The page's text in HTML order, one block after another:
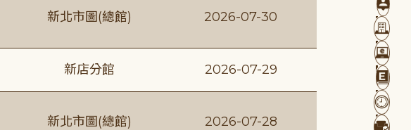
新北市圖(總館) 2026-07-30
新店分館 2026-07-29
新北市圖(總館) 2026-07-28